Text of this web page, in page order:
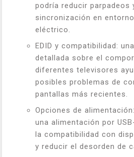
podría reducir parpadeos
sincronización en
eléctrico.
EDID y compatibilidad:
detallada sobre el
diferentes televisores
posibles problemas de
pantallas más recientes.
Opciones de
una alimentación por
la compatibilidad con
y reducir el desorden de